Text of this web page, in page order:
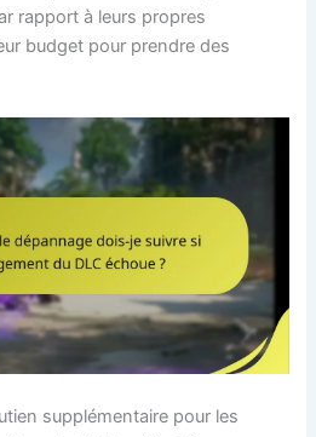
rapport à leurs propres
budget pour prendre des
supplémentaire pour les